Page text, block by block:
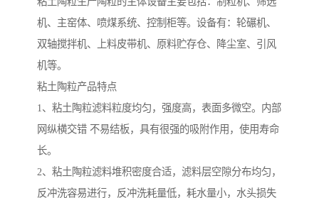
机、主窑体、喷煤系统、控制柜等。设备有：轮碾机、
双轴搅拌机、上料皮带机、原料贮存仓、降尘室、引风
机等。
粘土陶粒产品特点
1、粘土陶粒滤料粒度均匀，强度高，表面多微空。内部
网纵横交错 不易结板，具有很强的吸附作用，使用寿命
长。
2、粘土陶粒滤料堆积密度合适，滤料层空隙分布均匀，
反冲洗容易进行，反冲洗耗量低，耗水量小，水头损失